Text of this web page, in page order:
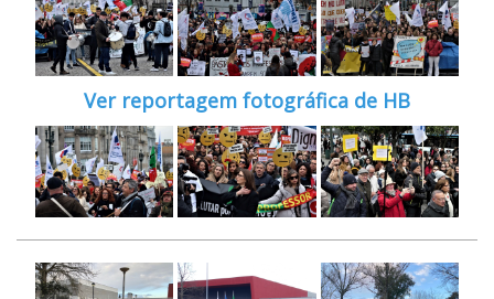
Ver reportagem fotográfica de HB